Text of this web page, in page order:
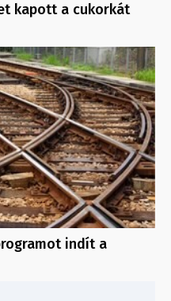
kapott a cukorkát
indít a